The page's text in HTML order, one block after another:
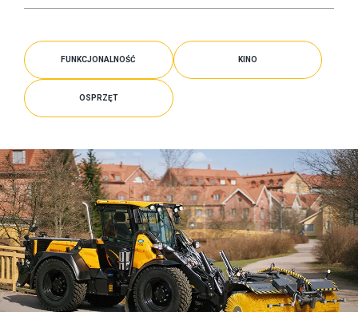
FUNKCJONALNOŚĆ KINO
OSPRZĘT